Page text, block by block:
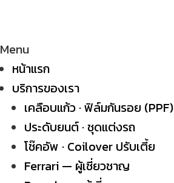
Menu
หน้าแรก
บริการของเรา
เคลือบแก้ว · ฟิล์มกันรอย (PPF)
ประดับยนต์ · ชุดแต่งรถ
โช๊คอัพ · Coilover ปรับเตี้ย
Ferrari — ผู้เชี่ยวชาญ